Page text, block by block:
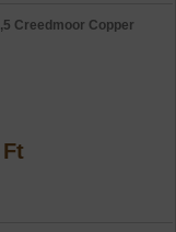
Creedmoor Copper
Ft